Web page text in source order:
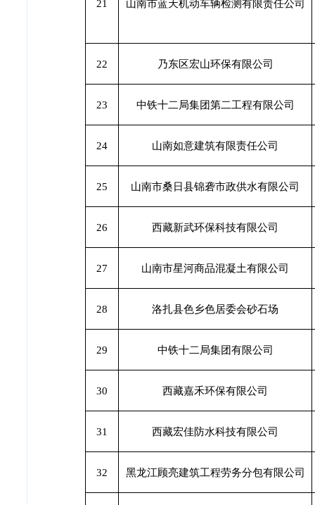
21 山南市蓝天机动车辆检测有限责任公司
22 乃东区宏山环保有限公司
23 中铁十二局集团第二工程有限公司
24 山南如意建筑有限责任公司
25 山南市桑日县锦砻市政供水有限公司
26 西藏新武环保科技有限公司
27 山南市星河商品混凝土有限公司
28 洛扎县色乡色居委会砂石场
29 中铁十二局集团有限公司
30 西藏嘉禾环保有限公司
31 西藏宏佳防水科技有限公司
32 黑龙江顾亮建筑工程劳务分包有限公司